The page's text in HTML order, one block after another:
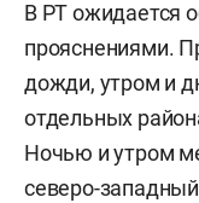
В РТ ожидается
прояснениями.
дожди, утром и
отдельных
Ночью и утром
северо-